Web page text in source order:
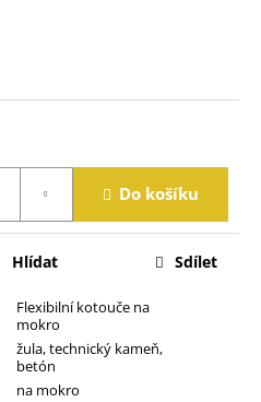
Do košíku
Flexibilní kotouče na
mokro
žula, technický kameň,
betón
na mokro
Hlídat Sdílet